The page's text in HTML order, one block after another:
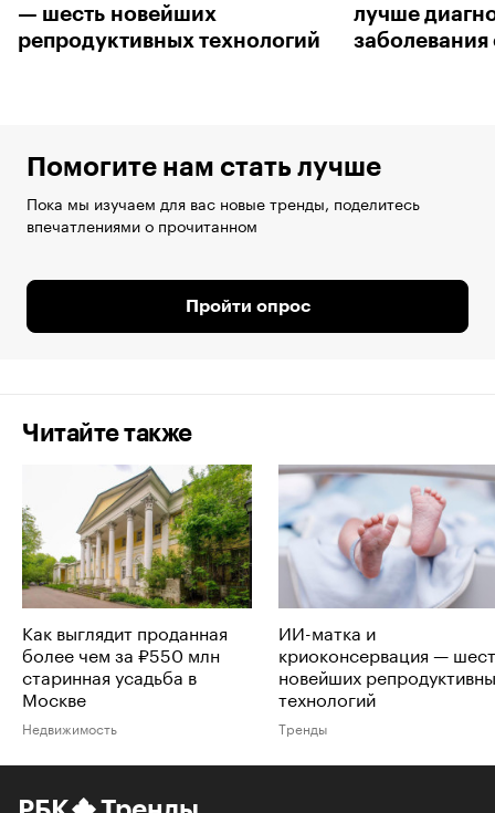
— шесть новейших
репродуктивных технологий
лучше
заболевания
Помогите нам стать лучше
Пока мы изучаем для вас новые тренды, поделитесь
впечатлениями о прочитанном
Пройти опрос
Читайте также
Как выглядит проданная
более чем за ₽550 млн
старинная усадьба в
Москве
Недвижимость
ИИ-матка и
криоконсервация —
новейших
технологий
Тренды